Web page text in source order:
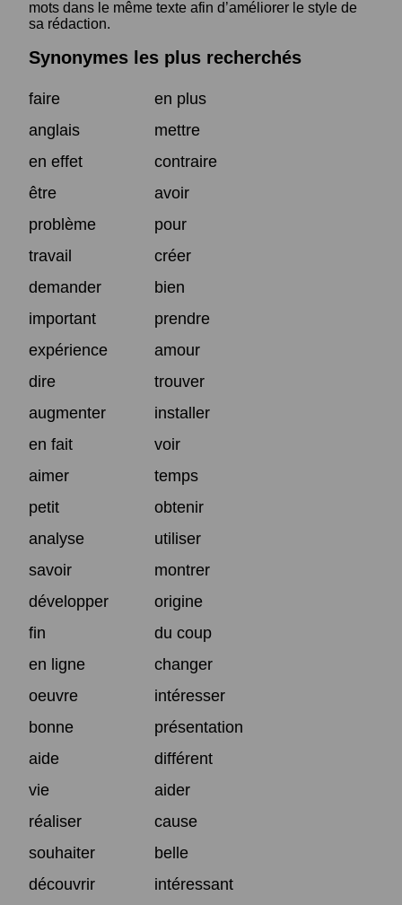
mots dans le même texte afin d’améliorer le style de
sa rédaction.
Synonymes les plus recherchés
faire
en plus
anglais
mettre
en effet
contraire
être
avoir
problème
pour
travail
créer
demander
bien
important
prendre
expérience
amour
dire
trouver
augmenter
installer
en fait
voir
aimer
temps
petit
obtenir
analyse
utiliser
savoir
montrer
développer
origine
fin
du coup
en ligne
changer
oeuvre
intéresser
bonne
présentation
aide
différent
vie
aider
réaliser
cause
souhaiter
belle
découvrir
intéressant